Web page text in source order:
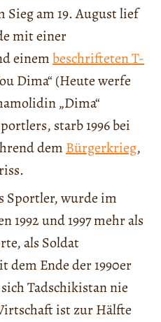
am 19. August lief
mit einer
einembeschrifteten T-
Dima“ (Heute werfe
„Dima“
starb 1996 bei
dem Bürgerkrieg,
Sportler, wurde im
1992 und 1997 mehr als
als Soldat
dem Ende der 1990er
Tadschikistan nie
ist zur Hälfte